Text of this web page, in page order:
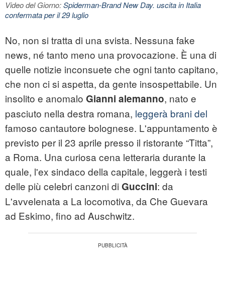
Video del Giorno:Spiderman-Brand New Day. uscita in Italia
confermata per il 29 luglio
No, non si tratta di una svista. Nessuna fake
news, né tanto meno una provocazione. È una di
quelle notizie inconsuete che ogni tanto capitano,
che non ci si aspetta, da gente insospettabile. Un
insolito e anomalo Gianni alemanno, nato e
pasciuto nella destra romana, leggerà brani del
famoso cantautore bolognese. L'appuntamento è
previsto per il 23 aprile presso il ristorante “Titta”,
a Roma. Una curiosa cena letteraria durante la
quale, l'ex sindaco della capitale, leggerà i testi
delle più celebri canzoni di Guccini: da
L'avvelenata a La locomotiva, da Che Guevara
ad Eskimo, fino ad Auschwitz.